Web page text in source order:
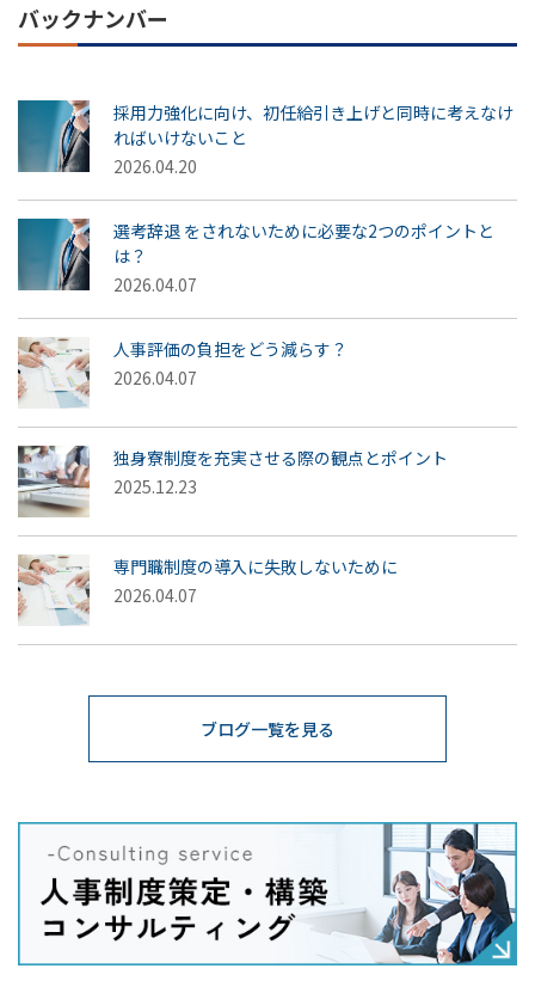
バックナンバー
採用力強化に向け、初任給引き上げと同時に考えなけ
ればいけないこと
2026.04.20
選考辞退 をされないために必要な2つのポイントと
は？
2026.04.07
人事評価の負担をどう減らす？
2026.04.07
独身寮制度を充実させる際の観点とポイント
2025.12.23
専門職制度の導入に失敗しないために
2026.04.07
ブログ一覧を見る